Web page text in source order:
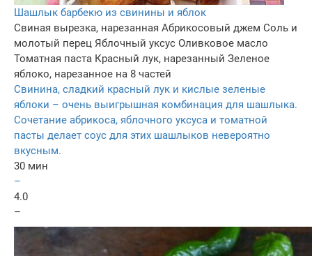
Шашлык барбекю из свинины и яблок
Свиная вырезка, нарезанная Абрикосовый джем Соль и
молотый перец Яблочный уксус Оливковое масло
Томатная паста Красный лук, нарезанный Зеленое
яблоко, нарезанное на 8 частей
Свинина, сладкий красный лук и кислые зеленые
яблоки – очень выигрышная комбинация для шашлыка.
Сочетание абрикоса, яблочного уксуса и томатной
пасты делает соус для этих шашлыков невероятно
вкусным.
30 мин
–
4.0
–